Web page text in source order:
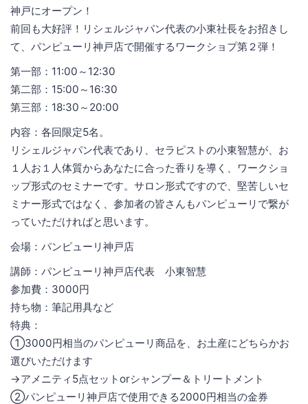
神戸にオープン！
前回も大好評！リシェルジャパン代表の小東社長をお招きし
て、パンピューリ神戸店で開催するワークショプ第２弾！
第一部：11:00～12:30
第二部：15:00～16:30
第三部：18:30～20:00
内容：各回限定5名。
リシェルジャパン代表であり、セラピストの小東智慧が、お
１人お１人体質からあなたに合った香りを導く、ワークショ
ップ形式のセミナーです。サロン形式ですので、堅苦しいセ
ミナー形式ではなく、参加者の皆さんもパンピューリで繋が
っていただければと思います。
会場：パンピューリ神戸店
講師：パンピューリ神戸店代表 小東智慧
参加費：3000円
持ち物：筆記用具など
特典：
①3000円相当のパンピューリ商品を、お土産にどちらかお
選びいただけます
→アメニティ5点セットorシャンプー＆トリートメント
②パンピューリ神戸店で使用できる2000円相当の金券